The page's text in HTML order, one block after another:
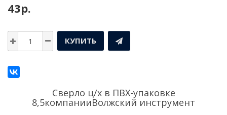
43р.
КУПИТЬ
Сверло ц/х в ПВХ-упаковке
8,5компанииВолжский инструмент